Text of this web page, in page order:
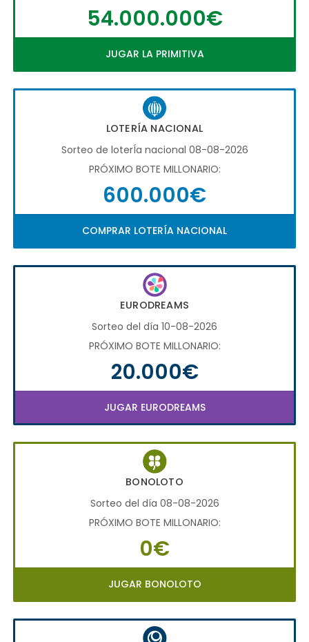
54.000.000€
JUGAR LA PRIMITIVA
LOTERÍA NACIONAL
Sorteo de loterÍa nacional 08-08-2026
PRÓXIMO BOTE MILLONARIO:
600.000€
COMPRAR LOTERÍA NACIONAL
EURODREAMS
Sorteo del día 10-08-2026
PRÓXIMO BOTE MILLONARIO:
20.000€
JUGAR EURODREAMS
BONOLOTO
Sorteo del día 08-08-2026
PRÓXIMO BOTE MILLONARIO:
0€
JUGAR BONOLOTO